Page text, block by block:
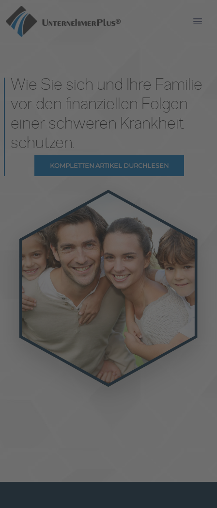
Wie Sie sich und Ihre Familie
vor den finanziellen Folgen
einer schweren Krankheit
schützen.
KOMPLETTEN ARTIKEL DURCHLESEN